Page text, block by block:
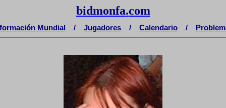
bidmonfa.com
Mundial / Jugadores / Calendario /